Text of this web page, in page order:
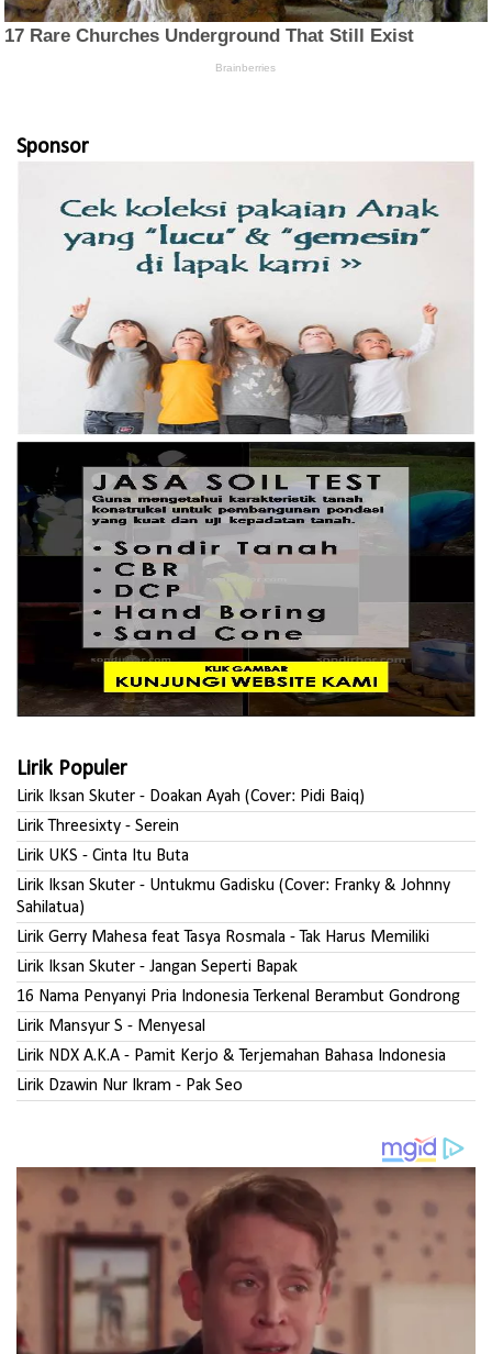
Sponsor
Lirik Populer
Lirik Iksan Skuter - Doakan Ayah (Cover: Pidi Baiq)
Lirik Threesixty - Serein
Lirik UKS - Cinta Itu Buta
Lirik Iksan Skuter - Untukmu Gadisku (Cover: Franky & Johnny
Sahilatua)
Lirik Gerry Mahesa feat Tasya Rosmala - Tak Harus Memiliki
Lirik Iksan Skuter - Jangan Seperti Bapak
16 Nama Penyanyi Pria Indonesia Terkenal Berambut Gondrong
Lirik Mansyur S - Menyesal
Lirik NDX A.K.A - Pamit Kerjo & Terjemahan Bahasa Indonesia
Lirik Dzawin Nur Ikram - Pak Seo